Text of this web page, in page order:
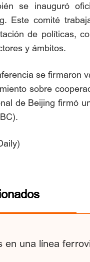
se inauguró
Este comité
de políticas,
y ámbitos.
se firmaron
sobre
de Beijing firmó
en una línea